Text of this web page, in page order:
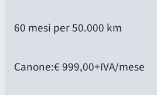
60 mesi per 50.000 km
Canone:€ 999,00+IVA/mese